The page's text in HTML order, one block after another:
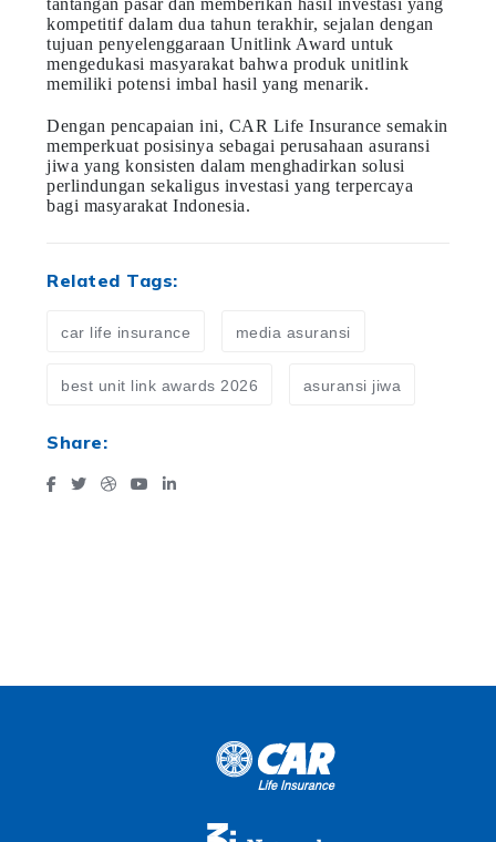
kompetitif dalam dua tahun terakhir, sejalan dengan
tujuan penyelenggaraan Unitlink Award untuk
mengedukasi masyarakat bahwa produk unitlink
memiliki potensi imbal hasil yang menarik.
Dengan pencapaian ini, CAR Life Insurance semakin
memperkuat posisinya sebagai perusahaan asuransi
jiwa yang konsisten dalam menghadirkan solusi
perlindungan sekaligus investasi yang terpercaya
bagi masyarakat Indonesia.
Related Tags:
car life insurance media asuransi
best unit link awards 2026 asuransi jiwa
Share: